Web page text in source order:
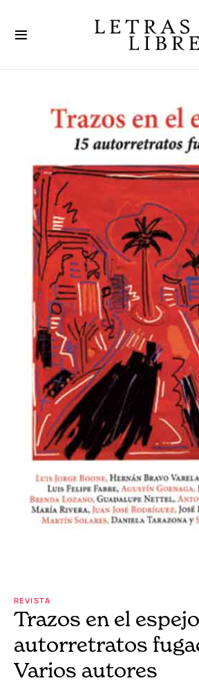
REVISTA
Trazos en el
autorretratos
Varios autores